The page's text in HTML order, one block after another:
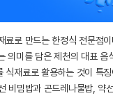
료로 만드는 한정식 전문점
의미를 담은 제천의 대표
식재료로 활용하는 것이 특
비빔밥과 곤드레나물밥, 약